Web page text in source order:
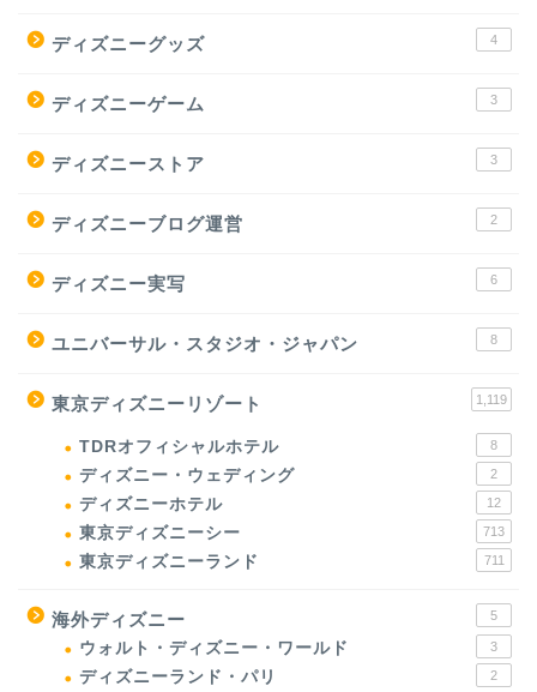
ディズニーグッズ 4
ディズニーゲーム 3
ディズニーストア 3
ディズニーブログ運営 2
ディズニー実写 6
ユニバーサル・スタジオ・ジャパン 8
東京ディズニーリゾート 1,119
TDRオフィシャルホテル 8
ディズニー・ウェディング 2
ディズニーホテル 12
東京ディズニーシー 713
東京ディズニーランド 711
海外ディズニー 5
ウォルト・ディズニー・ワールド 3
ディズニーランド・パリ 2